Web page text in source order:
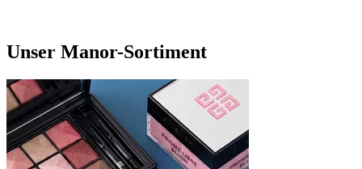
Unser Manor-Sortiment